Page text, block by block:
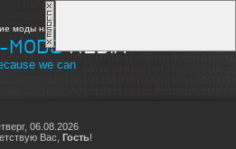
моды на любимые игры
MODSMEDIA
we can
06.08.2026
Вас Гость!